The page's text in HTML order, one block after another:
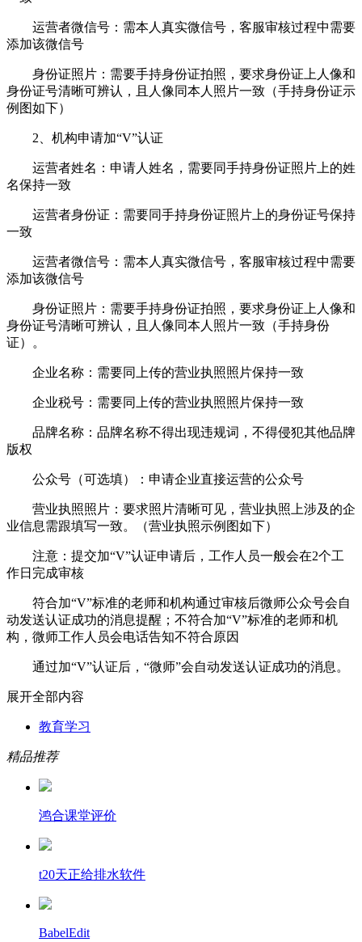
运营者微信号：需本人真实微信号，客服审核过程中需要
添加该微信号
身份证照片：需要手持身份证拍照，要求身份证上人像和
身份证号清晰可辨认，且人像同本人照片一致（手持身份证示
例图如下）
2、机构申请加“V”认证
运营者姓名：申请人姓名，需要同手持身份证照片上的姓
名保持一致
运营者身份证：需要同手持身份证照片上的身份证号保持
一致
运营者微信号：需本人真实微信号，客服审核过程中需要
添加该微信号
身份证照片：需要手持身份证拍照，要求身份证上人像和
身份证号清晰可辨认，且人像同本人照片一致（手持身份
证）。
企业名称：需要同上传的营业执照照片保持一致
企业税号：需要同上传的营业执照照片保持一致
品牌名称：品牌名称不得出现违规词，不得侵犯其他品牌
版权
公众号（可选填）：申请企业直接运营的公众号
营业执照照片：要求照片清晰可见，营业执照上涉及的企
业信息需跟填写一致。（营业执照示例图如下）
注意：提交加“V”认证申请后，工作人员一般会在2个工
作日完成审核
符合加“V”标准的老师和机构通过审核后微师公众号会自
动发送认证成功的消息提醒；不符合加“V”标准的老师和机
构，微师工作人员会电话告知不符合原因
通过加“V”认证后，“微师”会自动发送认证成功的消息。
展开全部内容
教育学习
精品推荐
鸿合课堂评价
t20天正给排水软件
BabelEdit